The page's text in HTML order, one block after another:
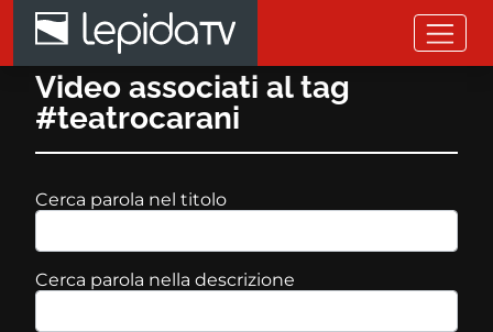
Salta al contenuto principale
Video associati al tag
#teatrocarani
Cerca parola nel titolo
Cerca parola nella descrizione